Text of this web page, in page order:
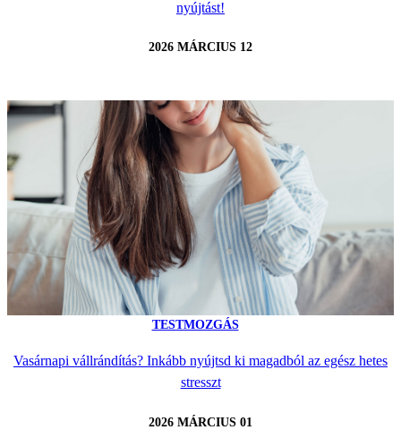
nyújtást!
2026 MÁRCIUS 12
TESTMOZGÁS
Vasárnapi vállrándítás? Inkább nyújtsd ki magadból az egész hetes
stresszt
2026 MÁRCIUS 01